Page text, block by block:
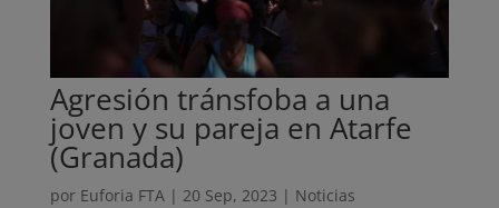
Agresión tránsfoba a una
joven y su pareja en Atarfe
(Granada)
por Euforia FTA| 20 Sep, 2023 | Noticias